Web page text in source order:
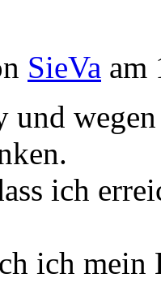
SieVa am
und
ich
ich